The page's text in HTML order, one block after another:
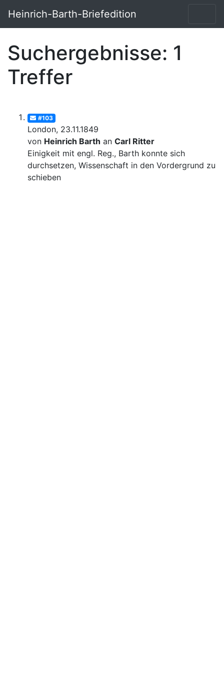
Heinrich-Barth-Briefedition
Suchergebnisse: 1
Treffer
#103
London, 23.11.1849
von Heinrich Barth an Carl Ritter
Einigkeit mit engl. Reg., Barth konnte sich
durchsetzen, Wissenschaft in den Vordergrund zu
schieben